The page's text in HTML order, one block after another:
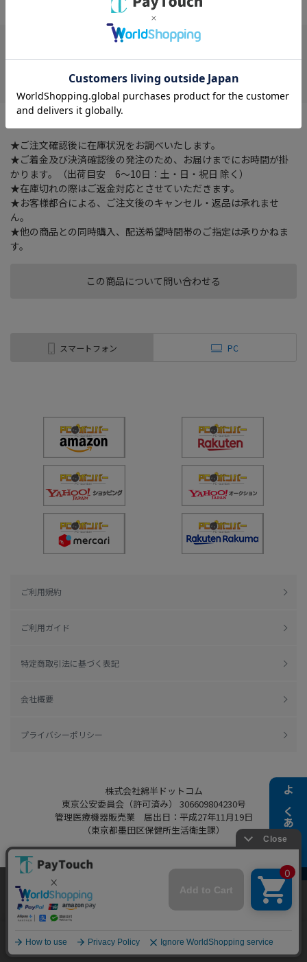
よくある質問
この商品について問い合わせる
在庫がありません
防塵・防水デジタルカメラ
★ご注文確認後に在庫状況をお調べいたします。
★ご着金及び決済確認後の発注のため、お届けまでにお時間が掛
かります。（出荷目安 6～10日：土・日・祝日 除く）
★在庫切れの際はご返金対応とさせていただきます。
★お客様都合による、ご注文後のキャンセル・返品は承れませ
ん。
★他の商品との同時購入、配送希望時間帯のご指定は承りかねま
す。
スマートフォン PC
ご利用規約
ご利用ガイド
特定商取引法に基づく表記
会社概要
プライバシーポリシー
株式会社綿半ドットコム
東京公安委員会（許可済み） 306609804230号
管理医療機器販売業 届出日：平成27年11月19日
（東京都墨田区保健所生活衛生課）
Copyright 2022
Powered by Watahan Partners Co., Ltd.
当ウェブサイトでは、お客様により良いサービス
をご提供するため、クッキーを利用しています。
サイト利用を継続することにより、クッキーの使
細はこちら」をご覧ください。
同意する